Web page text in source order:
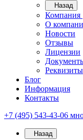
Назад
Компания
О
Новости
Отзывы
Лицензии
Реквизиты
Блог
Информация
Контакты
+7 (495) 543-43-06
Назад